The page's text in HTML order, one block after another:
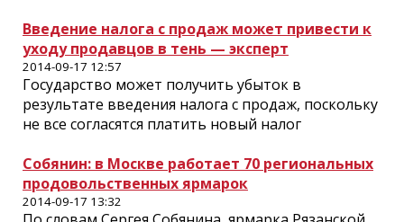
Введение налога с продаж может привести к
уходу продавцов в тень — эксперт
2014-09-17 12:57
Государство может получить убыток в
результате введения налога с продаж, поскольку
не все согласятся платить новый налог
Собянин: в Москве работает 70 региональных
продовольственных ярмарок
2014-09-17 13:32